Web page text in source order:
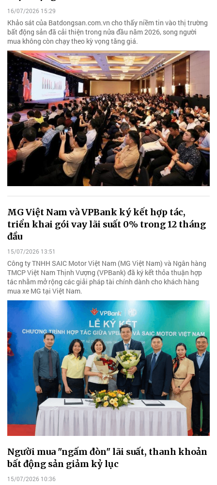
16/07/2026 15:29
Khảo sát của Batdongsan.com.vn cho thấy niềm tin vào thị trường
bất động sản đã cải thiện trong nửa đầu năm 2026, song người
mua không còn chạy theo kỳ vọng tăng giá.
MG Việt Nam và VPBank ký kết hợp tác,
triển khai gói vay lãi suất 0% trong 12 tháng
đầu
15/07/2026 13:51
Công ty TNHH SAIC Motor Việt Nam (MG Việt Nam) và Ngân hàng
TMCP Việt Nam Thịnh Vượng (VPBank) đã ký kết thỏa thuận hợp
tác nhằm mở rộng các giải pháp tài chính dành cho khách hàng
mua xe MG tại Việt Nam.
Người mua "ngấm đòn" lãi suất, thanh khoản
bất động sản giảm kỷ lục
15/07/2026 10:36